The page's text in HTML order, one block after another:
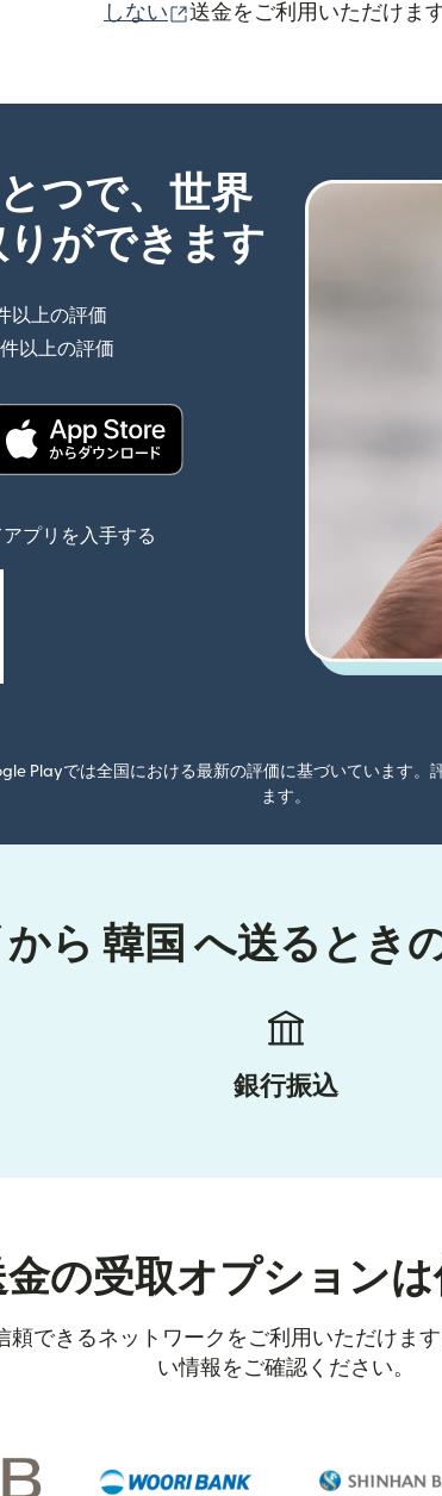
しない
（別ウィンドウで開きます
送金をご利用いただけます
つで、世界
ができます
以上の評価
（別ウィンドウで開きます）
以上の評価
（別ウィンドウで開きます）
プリを入手する
Playでは全国における最新の評価に基づいています。
ます。
ら 韓国 へ送るとき
銀行振込
の受取オプション
頼できるネットワークをご利用いただけま
い情報をご確認ください。